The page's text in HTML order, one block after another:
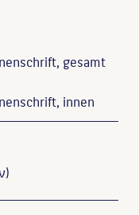
gesamt
innen